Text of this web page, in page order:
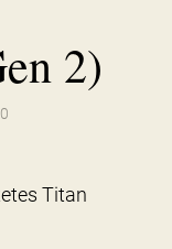
2)
Titan